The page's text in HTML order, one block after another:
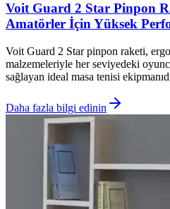
Voit Guard 2 Star Pinpon
Amatörler İçin Yüksek
Voit Guard 2 Star pinpon raketi,
malzemeleriyle her seviyedeki
sağlayan ideal masa tenisi
Daha fazla bilgi edinin